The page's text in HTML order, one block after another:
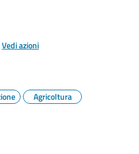
Vedi azioni
Agricoltura